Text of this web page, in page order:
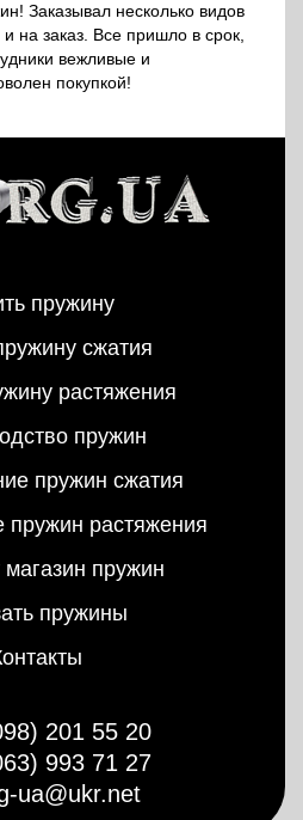
Заказывал несколько видов
на заказ. Все пришло в срок,
вежливые и
покупкой!
пружину
сжатия
растяжения
пружин
пружин сжатия
пружин растяжения
магазин пружин
пружины
201 55 20
993 71 27
ua@ukr.net